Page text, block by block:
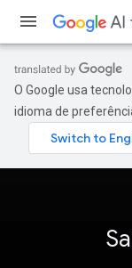
O Google usa
idioma de